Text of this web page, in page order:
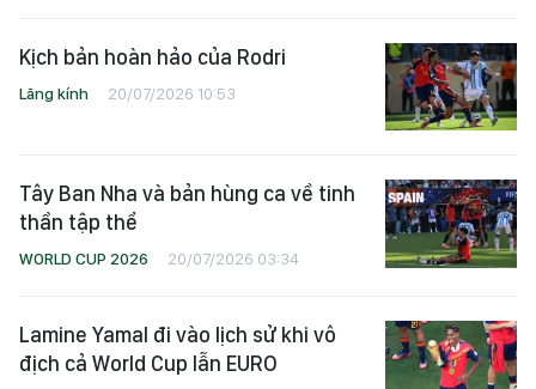
Kịch bản hoàn hảo của Rodri
Lăng kính 20/07/2026 10:53
Tây Ban Nha và bản hùng ca về tinh
thần tập thể
WORLD CUP 2026 20/07/2026 03:34
Lamine Yamal đi vào lịch sử khi vô
địch cả World Cup lẫn EURO